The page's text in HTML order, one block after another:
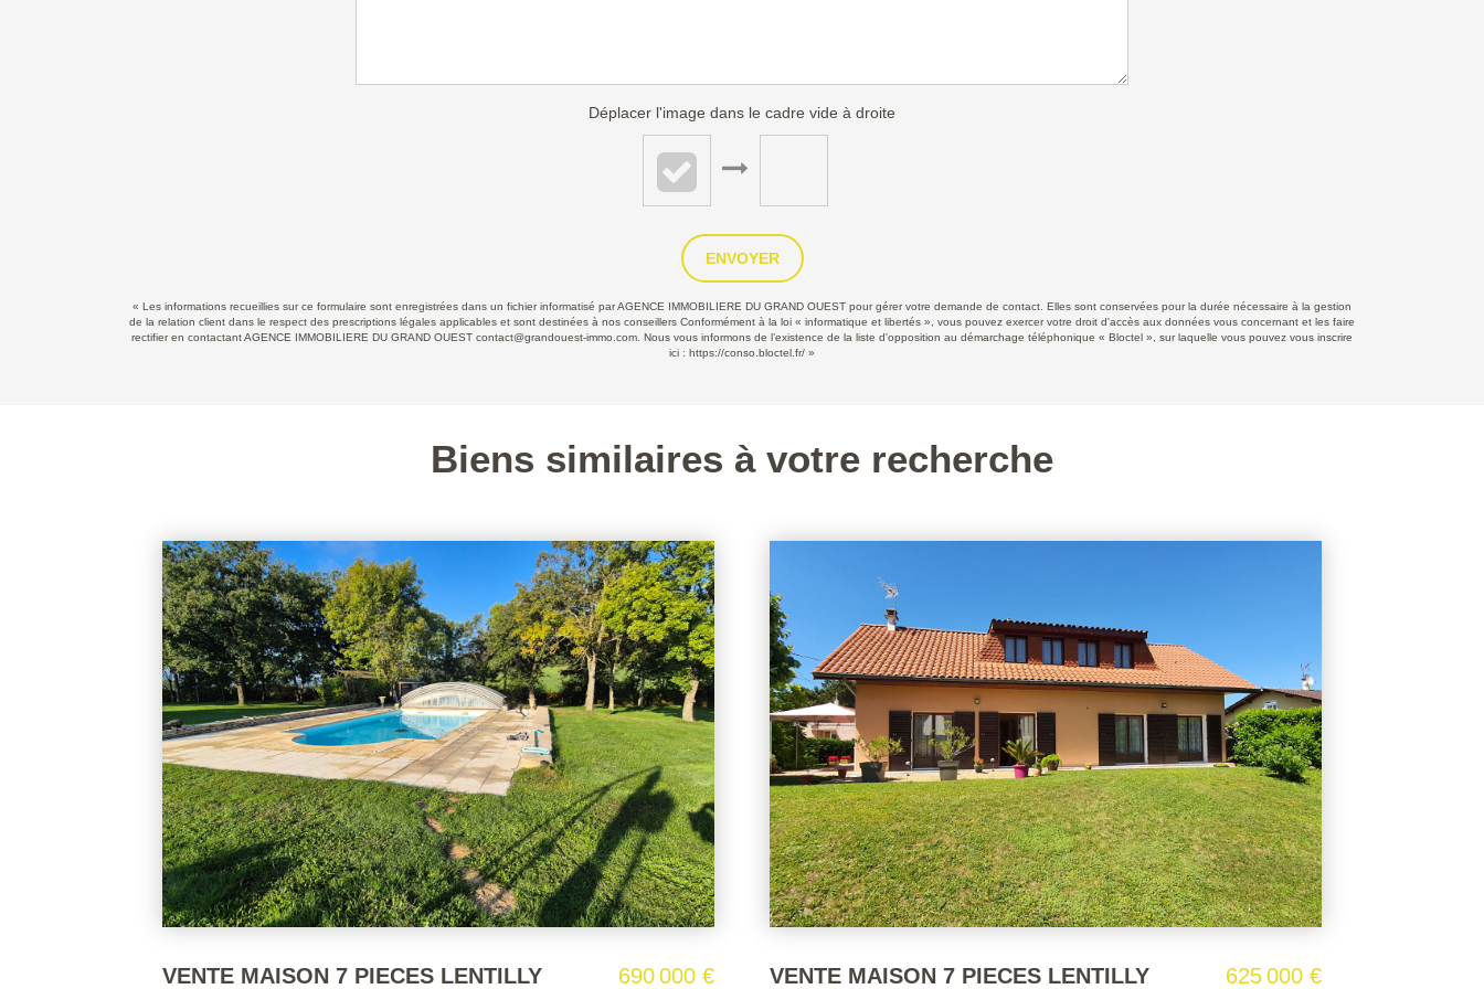
Déplacer l'image dans le cadre vide à droite
ENVOYER
« Les informations recueillies sur ce formulaire sont enregistrées dans un fichier informatisé par AGENCE IMMOBILIERE DU GRAND OUEST pour gérer votre demande de contact. Elles sont conservées pour la durée nécessaire à la gestion
de la relation client dans le respect des prescriptions légales applicables et sont destinées à nos conseillers Conformément à la loi « informatique et libertés », vous pouvez exercer votre droit d'accès aux données vous concernant et les faire
rectifier en contactant AGENCE IMMOBILIERE DU GRAND OUEST contact@grandouest-immo.com. Nous vous informons de l’existence de la liste d'opposition au démarchage téléphonique « Bloctel », sur laquelle vous pouvez vous inscrire
ici : https://conso.bloctel.fr/ »
Biens similaires à votre recherche
VENTE MAISON 7 PIECES LENTILLY 625 000 € Maison Sain Bel 9 pièce(s) 191 m2 445 000 €